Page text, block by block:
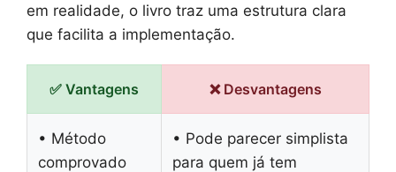
em realidade, o livro traz uma estrutura clara
que facilita a implementação.
✅ Vantagens ❌ Desvantagens
• Método
comprovado
• Pode parecer simplista
para quem já tem